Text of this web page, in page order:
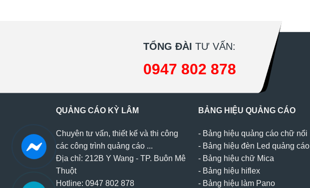
TỔNG ĐÀI TƯ VẤN:
0947 802 878
QUẢNG CÁO KỲ LÂM
Chuyên tư vấn, thiết kế và thi công
các công trình quảng cáo ...
Địa chỉ: 212B Y Wang - TP. Buôn Mê
Thuột
Hotline: 0947 802 878
BẢNG HIỆU QUẢNG CÁO
- Bảng hiệu quảng cáo chữ nổi
- Bảng hiệu đèn Led quảng cáo
- Bảng hiệu chữ Mica
- Bảng hiệu hiflex
- Bảng hiệu làm Pano